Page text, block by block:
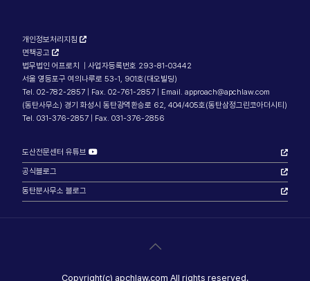
개인정보처리지침
면책공고
법무법인 어프로치 | 사업자등록번호 293-81-03442
서울 영등포구 여의나루로 53-1, 901호(대오빌딩)
Tel. 02-782-2857 | Fax. 02-761-2857 | Email. approach@apchlaw.com
(동탄사무소) 경기 화성시 동탄광역환승로 62, 404/405호(동탄삼정그린코아더시티)
Tel. 031-376-2857 | Fax. 031-376-2856
도산전문센터 유튜브
공식블로그
동탄분사무소 블로그
Copyright(c) apchlaw.com All rights reserved.